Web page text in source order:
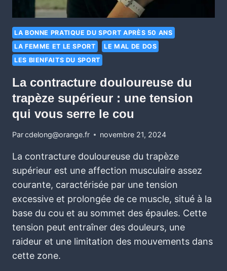
LA BONNE PRATIQUE DU SPORT APRÈS 50 ANS
LA FEMME ET LE SPORT
LE MAL DE DOS
LES BIENFAITS DU SPORT
La contracture douloureuse du
trapèze supérieur : une tension
qui vous serre le cou
Parcdelong@orange.fr novembre 21, 2024
La contracture douloureuse du trapèze
supérieur est une affection musculaire assez
courante, caractérisée par une tension
excessive et prolongée de ce muscle, situé à la
base du cou et au sommet des épaules. Cette
tension peut entraîner des douleurs, une
raideur et une limitation des mouvements dans
cette zone.